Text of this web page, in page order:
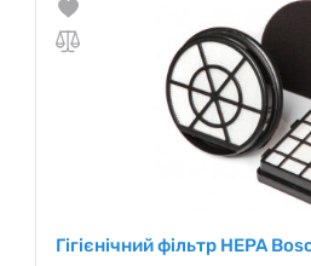
Гігієнічний фільтр HEPA